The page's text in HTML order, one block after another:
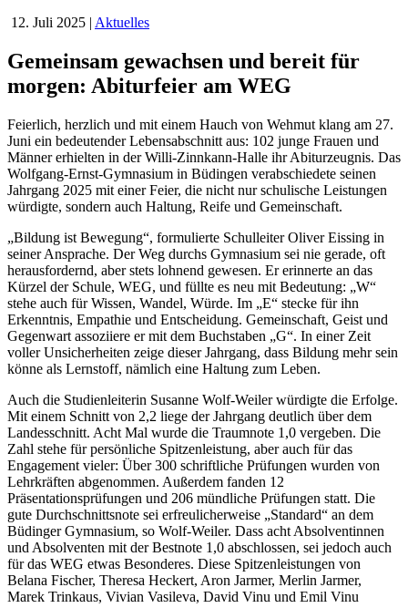
12. Juli 2025 | Aktuelles
Gemeinsam gewachsen und bereit für
morgen: Abiturfeier am WEG
Feierlich, herzlich und mit einem Hauch von Wehmut klang am 27.
Juni ein bedeutender Lebensabschnitt aus: 102 junge Frauen und
Männer erhielten in der Willi-Zinnkann-Halle ihr Abiturzeugnis. Das
Wolfgang-Ernst-Gymnasium in Büdingen verabschiedete seinen
Jahrgang 2025 mit einer Feier, die nicht nur schulische Leistungen
würdigte, sondern auch Haltung, Reife und Gemeinschaft.
„Bildung ist Bewegung“, formulierte Schulleiter Oliver Eissing in
seiner Ansprache. Der Weg durchs Gymnasium sei nie gerade, oft
herausfordernd, aber stets lohnend gewesen. Er erinnerte an das
Kürzel der Schule, WEG, und füllte es neu mit Bedeutung: „W“
stehe auch für Wissen, Wandel, Würde. Im „E“ stecke für ihn
Erkenntnis, Empathie und Entscheidung. Gemeinschaft, Geist und
Gegenwart assoziiere er mit dem Buchstaben „G“. In einer Zeit
voller Unsicherheiten zeige dieser Jahrgang, dass Bildung mehr sein
könne als Lernstoff, nämlich eine Haltung zum Leben.
Auch die Studienleiterin Susanne Wolf-Weiler würdigte die Erfolge.
Mit einem Schnitt von 2,2 liege der Jahrgang deutlich über dem
Landesschnitt. Acht Mal wurde die Traumnote 1,0 vergeben. Die
Zahl stehe für persönliche Spitzenleistung, aber auch für das
Engagement vieler: Über 300 schriftliche Prüfungen wurden von
Lehrkräften abgenommen. Außerdem fanden 12
Präsentationsprüfungen und 206 mündliche Prüfungen statt. Die
gute Durchschnittsnote sei erfreulicherweise „Standard“ an dem
Büdinger Gymnasium, so Wolf-Weiler. Dass acht Absolventinnen
und Absolventen mit der Bestnote 1,0 abschlossen, sei jedoch auch
für das WEG etwas Besonderes. Diese Spitzenleistungen von
Belana Fischer, Theresa Heckert, Aron Jarmer, Merlin Jarmer,
Marek Trinkaus, Vivian Vasileva, David Vinu und Emil Vinu